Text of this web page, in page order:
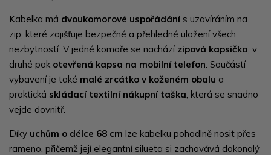
Kabelka má dvoukomorové uspořádánís uzavíráním na
zip, které zajišťuje bezpečné a přehledné uložení všech
nezbytností. V jedné komoře se nachází zipová kapsička , v
druhé pak otevřená kapsa na mobilní telefon . Součástí
vybavení je také malé zrcátko v koženém obalu a
praktická skládací textilní nákupní taška , která se snadno
vejde dovnitř.
Díky uchům o délce 68 cm lze kabelku pohodlně nosit přes
rameno, přičemž její elegantní silueta si zachovává dokonalý